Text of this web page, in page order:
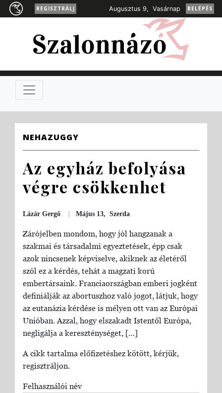
REGISZTRÁLJ Augusztus 9, Vasárnap BELÉPÉS
NEHAZUGGY
Az egyház befolyása
végre csökkenhet
Lázár Gergő Május 13, Szerda
Zárójelben mondom, hogy jól hangzanak a
szakmai és társadalmi egyeztetések, épp csak
azok nincsenek képviselve, akiknek az életéről
szól ez a kérdés, tehát a magzati korú
embertársaink. Franciaországban emberi jogként
definiálják az abortuszhoz való jogot, látjuk, hogy
az eutanázia kérdése is mélyen ott van az Európai
Unióban. Azzal, hogy elszakadt Istentől Európa,
negligálja a kereszténységet, […]
A cikk tartalma előfizetéshez kötött, kérjük,
regisztráljon.
Felhasználói név